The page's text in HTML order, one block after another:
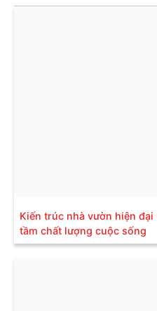
Kiến trúc nhà vườn hiện
tầm chất lượng cuộc sống